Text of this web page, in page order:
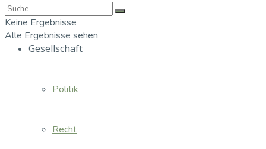
Gesellschaft
Politik
Recht
Keine Ergebnisse
Alle Ergebnisse sehen